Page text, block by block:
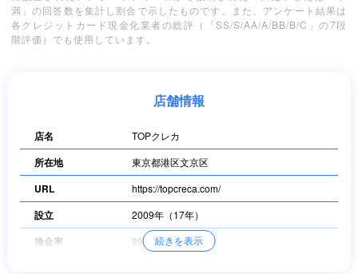
満」の回答数を集計し割合で示したものです。また、アンケート結果は
各クレジットカード現金化業者の総評（「SS/S/AA/A/BB/B/C」の7段
階評価）でも使用しています。
店舗情報
店名 TOPクレカ
所在地 東京都港区文京区
URL https://topcreca.com/
設立 2009年（17年）
換金率 89％～98％
続きを表示